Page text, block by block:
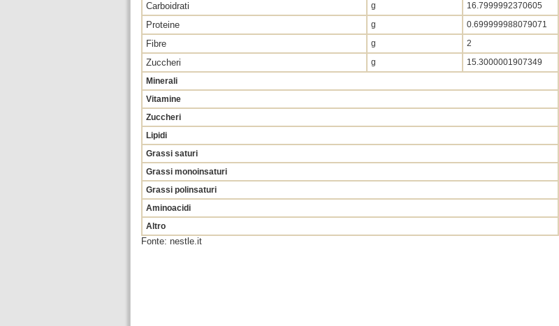
Carboidrati g 16.7999992370605
Proteine g 0.699999988079071
Fibre g 2
Zuccheri g
15.3000001907349
Minerali
Vitamine
Zuccheri
Lipidi
Grassi saturi
Grassi monoinsaturi
Grassi polinsaturi
Aminoacidi
Altro
Fonte: nestle.it